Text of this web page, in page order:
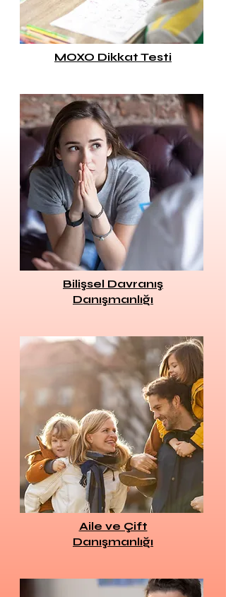
MOXO Dikkat Testi
Bilişsel Davranış
Danışmanlığı
Aile ve Çift
Danışmanlığı